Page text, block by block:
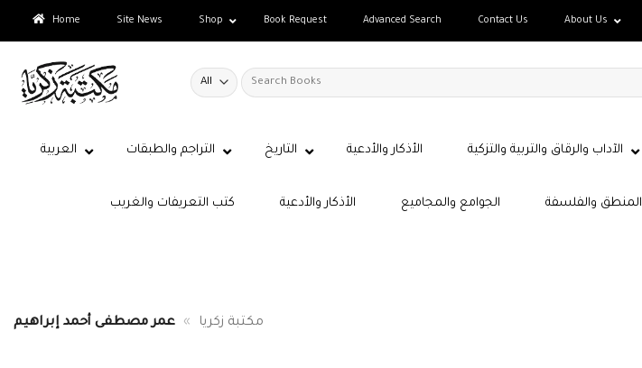
Home Site News Shop Book Request Advanced Search Contact Us About Us
Search
for:
الآداب والرقاق والتربية والتزكية الأذكار والأدعية التاريخ التراجم والطبقات العربية
كتب التعريفات والغريب الأذكار والأدعية الجوامع والمجاميع المنطق والفلسفة
مكتبة زكريا » عمر مصطفى أحمد إبراهيم